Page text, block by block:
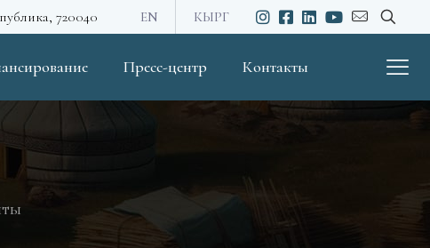
720040 EN КЫРГ
Пресс-центр Контакты